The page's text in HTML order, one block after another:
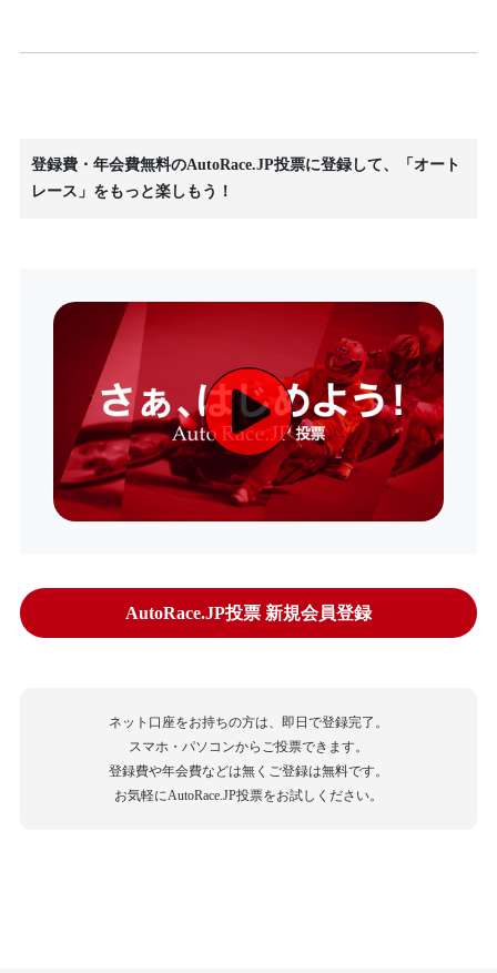
登録費・年会費無料のAutoRace.JP投票に登録して、「オート
レース」をもっと楽しもう！
AutoRace.JP投票 新規会員登録
ネット口座をお持ちの方は、即日で登録完了。
スマホ・パソコンからご投票できます。
登録費や年会費などは無くご登録は無料です。
お気軽にAutoRace.JP投票をお試しください。